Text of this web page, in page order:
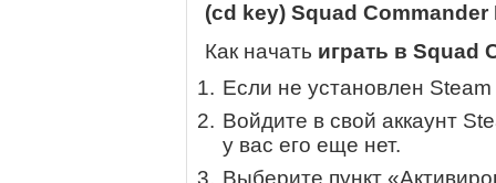
(cd key) Squad
Как начать играть в Squad
Если не установлен
Войдите в свой аккаунт
у вас его еще нет.